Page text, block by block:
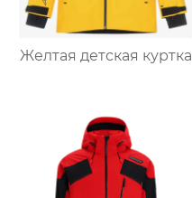
Желтая детская куртка